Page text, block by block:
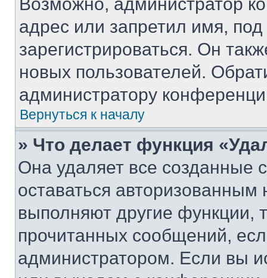
адрес или запретил имя,
зарегистрироваться. Он
новых пользователей.
администратору
Вернуться к началу
» Что делает функция
Она удаляет все созданные
оставаться
выполняют другие функции,
прочитанных сообщений,
администратором. Если вы